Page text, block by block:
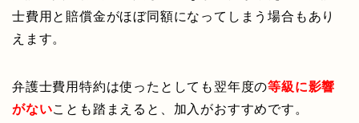
士費用と賠償金がほぼ同額になってしまう場合もあり
えます。
弁護士費用特約は使ったとしても翌年度の等級に影響
がないことも踏まえると、加入がおすすめです。